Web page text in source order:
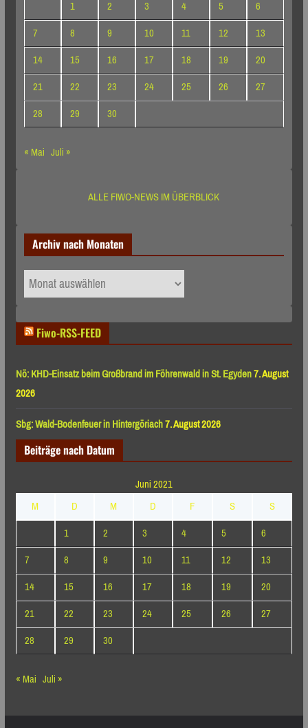
1
2 3 4 5
6
7
8 9 10 11 12
13
14
15 16 17 18 19
20
21
22 23 24 25 26
27
28
29
30
« Mai Juli »
ALLE FIWO-NEWS IM ÜBERBLICK
Archiv nach Monaten
Archiv
nach
Fiwo-RSS-FEED
Nö: KHD-Einsatz beim Großbrand im Föhrenwald in St. Egyden7. August
2026
Sbg: Wald-Bodenfeuer in Hintergöriach7. August 2026
Beiträge nach Datum
Juni 2021
M
D M D F S
S
1
2 3 4 5
6
7
8 9 10 11 12
13
14
15 16 17 18 19
20
21
22 23 24 25 26
27
28
29
30
« Mai Juli »